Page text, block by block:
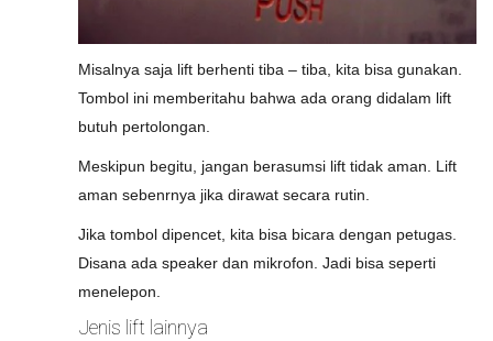
Misalnya saja lift berhenti tiba – tiba, kita bisa gunakan.
Tombol ini memberitahu bahwa ada orang didalam lift
butuh pertolongan.
Meskipun begitu, jangan berasumsi lift tidak aman. Lift
aman sebenrnya jika dirawat secara rutin.
Jika tombol dipencet, kita bisa bicara dengan petugas.
Disana ada speaker dan mikrofon. Jadi bisa seperti
menelepon.
Jenis lift lainnya